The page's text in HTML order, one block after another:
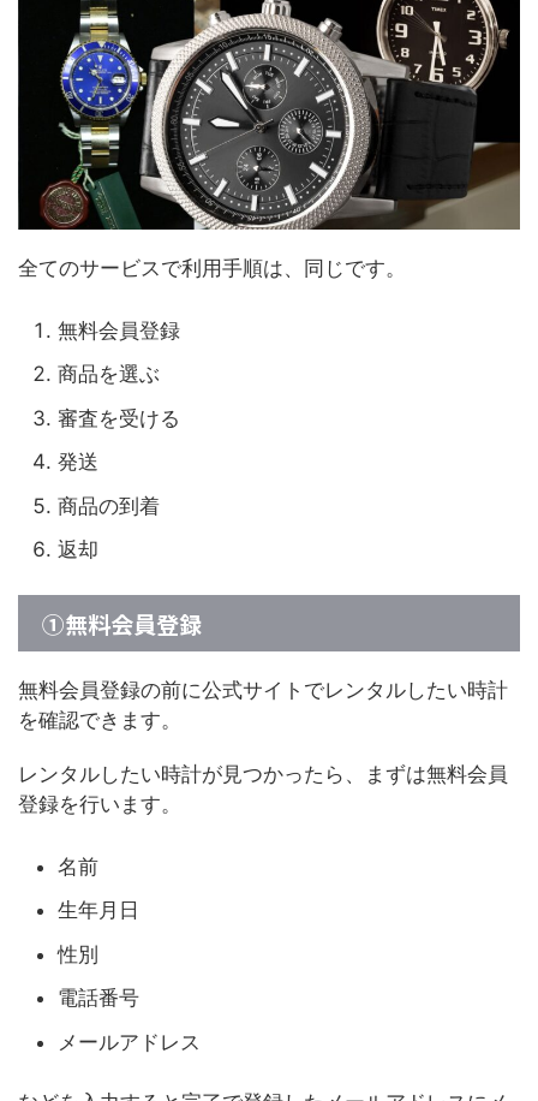
全てのサービスで利用手順は、同じです。
無料会員登録
商品を選ぶ
審査を受ける
発送
商品の到着
返却
①無料会員登録
無料会員登録の前に公式サイトでレンタルしたい時計
を確認できます。
レンタルしたい時計が見つかったら、まずは無料会員
登録を行います。
名前
生年月日
性別
電話番号
メールアドレス